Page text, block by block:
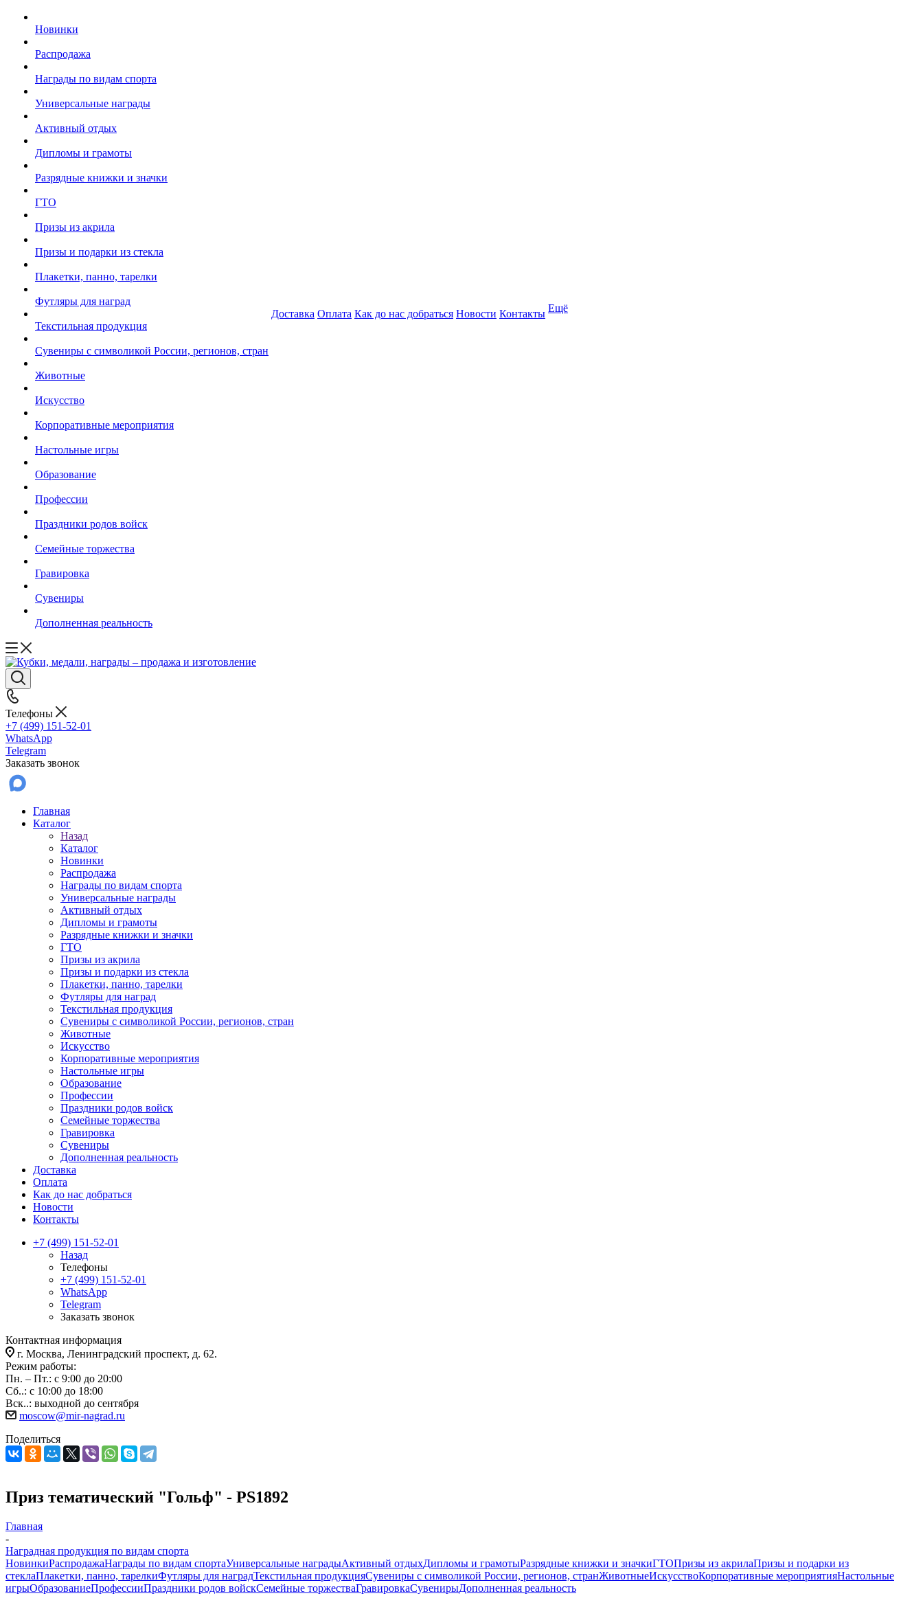
Новинки
Распродажа
Награды по видам спорта
Универсальные награды
Активный отдых
Дипломы и грамоты
Разрядные книжки и значки
ГТО
Призы из акрила
Призы и подарки из стекла
Плакетки, панно, тарелки
Футляры для наград
Текстильная продукция
Сувениры с символикой России, регионов, стран
Животные
Искусство
Корпоративные мероприятия
Настольные игры
Образование
Профессии
Праздники родов войск
Семейные торжества
Гравировка
Сувениры
Дополненная реальность
Доставка Оплата Как до нас добраться Новости Контакты Ещё
Телефоны
+7 (499) 151-52-01
WhatsApp
Telegram
Заказать звонок
Главная
Каталог
Назад
Каталог
Новинки
Распродажа
Награды по видам спорта
Универсальные награды
Активный отдых
Дипломы и грамоты
Разрядные книжки и значки
ГТО
Призы из акрила
Призы и подарки из стекла
Плакетки, панно, тарелки
Футляры для наград
Текстильная продукция
Сувениры с символикой России, регионов, стран
Животные
Искусство
Корпоративные мероприятия
Настольные игры
Образование
Профессии
Праздники родов войск
Семейные торжества
Гравировка
Сувениры
Дополненная реальность
Доставка
Оплата
Как до нас добраться
Новости
Контакты
+7 (499) 151-52-01
Назад
Телефоны
+7 (499) 151-52-01
WhatsApp
Telegram
Заказать звонок
Контактная информация
г. Москва, Ленинградский проспект, д. 62.
Режим работы:
Пн. – Пт.: с 9:00 до 20:00
Сб..: с 10:00 до 18:00
Вск..: выходной до сентября
moscow@mir-nagrad.ru
Поделиться
Приз тематический "Гольф" - PS1892
Главная
-
Наградная продукция по видам спорта
НовинкиРаспродажаНаграды по видам спортаУниверсальные наградыАктивный отдыхДипломы и грамотыРазрядные книжки и значкиГТОПризы из акрилаПризы и подарки из
стеклаПлакетки, панно, тарелкиФутляры для наградТекстильная продукцияСувениры с символикой России, регионов, странЖивотныеИскусствоКорпоративные мероприятияНастольные
игрыОбразованиеПрофессииПраздники родов войскСемейные торжестваГравировкаСувенирыДополненная реальность